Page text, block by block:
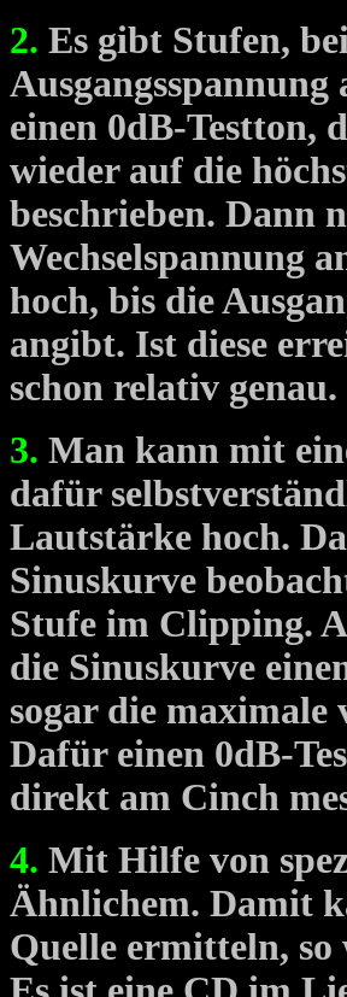
2. Es gibt Stufen,
einen 0dB-Testton,
wieder auf die
beschrieben. Dann
Wechselspannung
hoch, bis die
angibt. Ist diese
schon relativ genau.
3. Man kann mit
dafür
Lautstärke hoch.
Sinuskurve
Stufe im Clipping.
die Sinuskurve
sogar die
Dafür einen 0dB-
direkt am Cinch
4. Mit Hilfe von
Ähnlichem. Damit
Quelle ermitteln,